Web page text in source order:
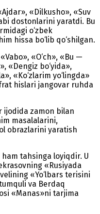
«Dilkusho», «Suv
dostonlarini yaratdi. Bu
o‘zbek
hissa bo‘lib qo‘shilgan.
«O‘ch», «Bu —
«Dengiz bo‘yida»,
«Ko‘zlarim yo‘lingda»
hislari jangovar ruhda
ijodida zamon bilan
masalalarini,
obrazlarini yaratish
tahsinga loyiqdir. U
«Rusiyada
«Yo‘lbars terisini
va Berdaq
«Manas»ni tarjima